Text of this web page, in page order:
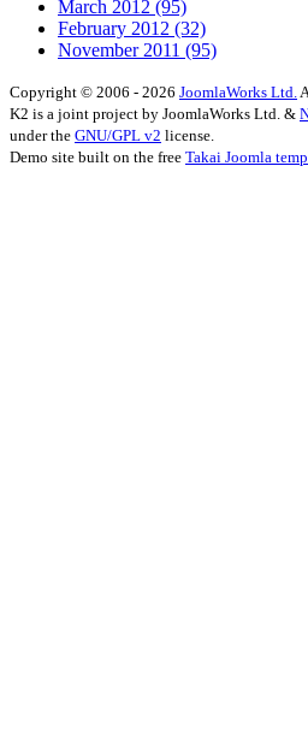
March 2012 (95)
February 2012 (32)
November 2011 (95)
Copyright © 2006 - 2026 JoomlaWorks Ltd.
K2 is a joint project by JoomlaWorks Ltd. &
under the GNU/GPL v2 license.
Demo site built on the free Takai Joomla